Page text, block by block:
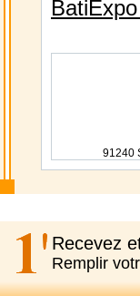
91240
Recevez
Remplir